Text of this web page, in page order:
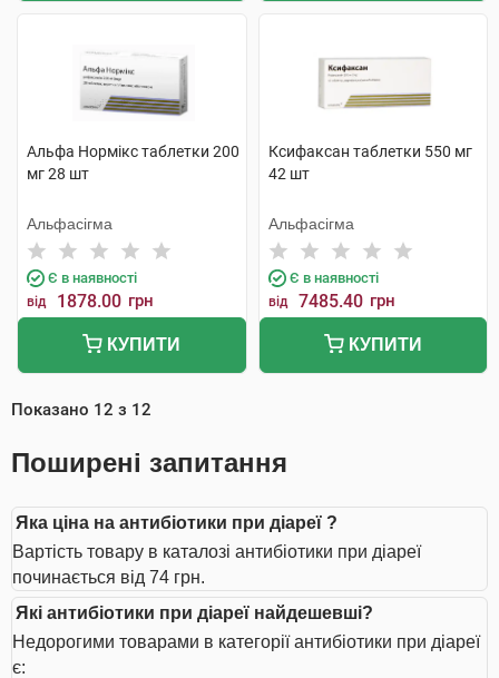
Альфа Нормікс таблетки 200
мг 28 шт
Альфасігма
Є в наявності
від 1878.00 грн
КУПИТИ
Ксифаксан таблетки 550 мг
42 шт
Альфасігма
Є в наявності
від 7485.40 грн
КУПИТИ
Показано 12 з 12
Поширені запитання
Яка ціна на антибіотики при діареї ?
Вартість товару в каталозі антибіотики при діареї
починається від 74 грн.
Які антибіотики при діареї найдешевші?
Недорогими товарами в категорії антибіотики при діареї
є: